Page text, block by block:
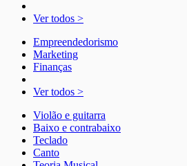
Ver todos >
Empreendedorismo
Marketing
Finanças
Ver todos >
Violão e guitarra
Baixo e contrabaixo
Teclado
Canto